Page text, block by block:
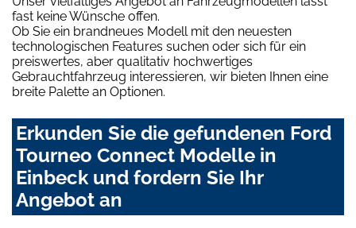
fast keine Wünsche offen.
Ob Sie ein brandneues Modell mit den neuesten
technologischen Features suchen oder sich für ein
preiswertes, aber qualitativ hochwertiges
Gebrauchtfahrzeug interessieren, wir bieten Ihnen eine
breite Palette an Optionen.
Erkunden Sie die gefundenen Ford
Tourneo Connect Modelle in
Einbeck und fordern Sie Ihr
Angebot an